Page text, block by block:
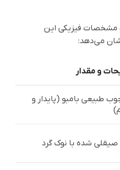
مشخصات فیزیکی این
می‌دهد:
و مقدار
چوب طبیعی بامبو (پایدار و
صیقلی شده با نوک گرد